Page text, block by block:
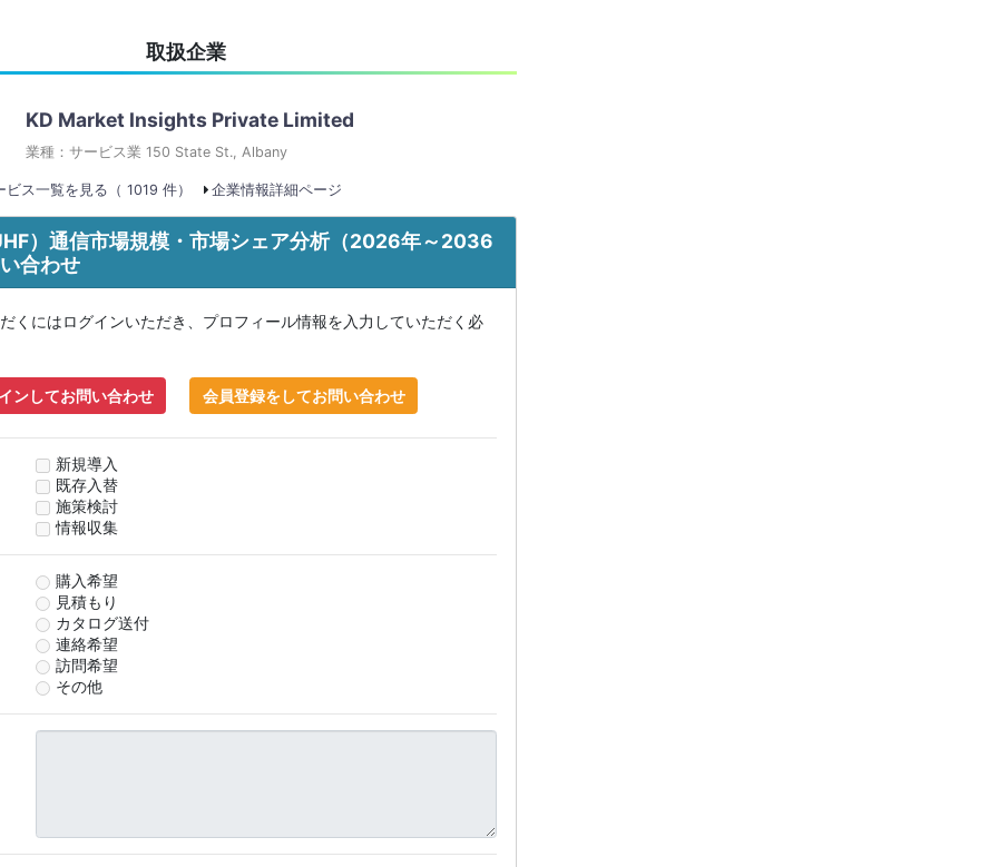
取扱企業
KD Market Insights Private Limited
業種：サービス業 150 State St., Albany
ス一覧を見る（ 1019 件） 企業情報詳細ページ
）通信市場規模・市場シェア分析（2026年～2036
合わせ
くにはログインいただき、プロフィール情報を入力していただく必
ンしてお問い合わせ 会員登録をしてお問い合わせ
新規導入
既存入替
施策検討
情報収集
購入希望
見積もり
カタログ送付
連絡希望
訪問希望
その他